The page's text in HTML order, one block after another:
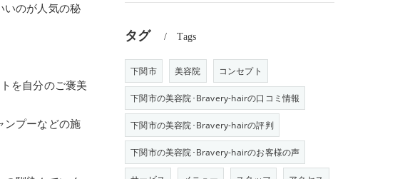
いのが人気の秘
を自分のご褒美
ンプーなどの施
タグ Tags
下関市 美容院 コンセプト
下関市の美容院･Bravery-hairの口コミ情報
下関市の美容院･Bravery-hairの評判
下関市の美容院･Bravery-hairのお客様の声